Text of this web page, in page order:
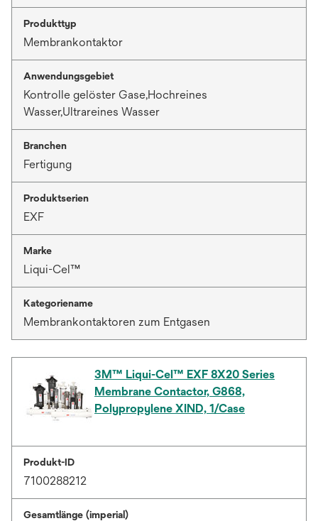
Produkttyp
Membrankontaktor
Anwendungsgebiet
Kontrolle gelöster Gase,Hochreines
Wasser,Ultrareines Wasser
Branchen
Fertigung
Produktserien
EXF
Marke
Liqui-Cel™
Kategoriename
Membrankontaktoren zum Entgasen
3M™ Liqui-Cel™ EXF 8X20 Series
Membrane Contactor, G868,
Polypropylene XIND, 1/Case
Produkt-ID
7100288212
Gesamtlänge (imperial)